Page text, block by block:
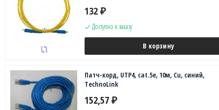
132 ₽
Доступно к заказу
В корзину
Патч-корд, UTP4, cat.5e, 10м, Сu, синий,
TechnoLink
152,57 ₽